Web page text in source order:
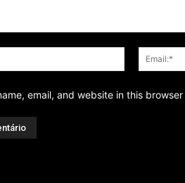
Nome:*
email, and website in this